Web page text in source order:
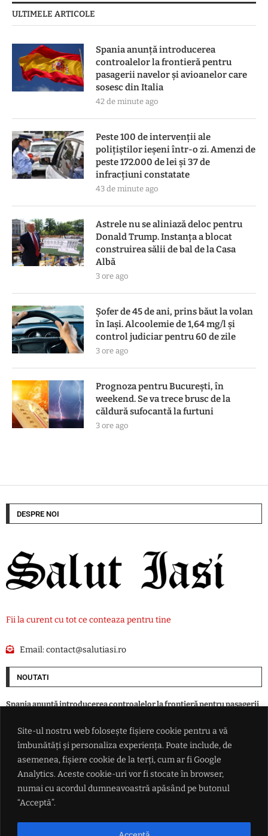
Site-ul nostru web folosește fișiere cookie pentru a vă
îmbunătăți și personaliza experiența. Poate include, de
asemenea, fișiere cookie de la terți, cum ar fi Google
Analytics. Aceste cookie-uri vor fi stocate în browser,
numai cu acordul dumneavoastră apăsând pe butonul
“Acceptă”.
ULTIMELE ARTICOLE
Spania anunță introducerea
controalelor la frontieră pentru
pasagerii navelor și avioanelor care
sosesc din Italia
42 de minute ago
Peste 100 de intervenții ale
polițiștilor ieșeni într-o zi. Amenzi de
peste 172.000 de lei și 37 de
infracțiuni constatate
43 de minute ago
Astrele nu se aliniază deloc pentru
Donald Trump. Instanța a blocat
construirea sălii de bal de la Casa
Albă
3 ore ago
Șofer de 45 de ani, prins băut la volan
în Iași. Alcoolemie de 1,64 mg/l și
control judiciar pentru 60 de zile
3 ore ago
Prognoza pentru București, în
weekend. Se va trece brusc de la
căldură sufocantă la furtuni
3 ore ago
DESPRE NOI
Fii la curent cu tot ce conteaza pentru tine
Email:contact@salutiasi.ro
NOUTATI
Spania anunță introducerea controalelor la frontieră pentru pasagerii
Peste 100 de intervenții ale polițiștilor ieșeni într-o zi. Amenzi de peste
172.000 de lei și 37 de infracțiuni constatate
Astrele nu se aliniază deloc pentru Donald Trump. Instanța a blocat
construirea sălii de bal de la Casa Albă
Șofer de 45 de ani, prins băut la volan în Iași. Alcoolemie de 1,64 mg/l și